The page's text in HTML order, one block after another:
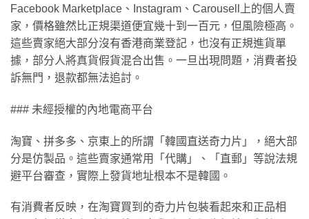
Facebook Marketplace、Instagram、Carousell上的個人賣
家，價格雖然比正規渠道便宜幾十到一百元，但風險極高。
這些賣家絕大部分沒有香港商業登記，也沒有正規進貨單
據，部分人將真貨假貨混合出售。一旦出現問題，消費者投
訴無門，退款都無法追討。
### 未經授權的內地電商平台
淘寶、拼多多、京東上的所謂「韓國直送奇力片」，絕大部
分是仿製品。這些賣家通常用「代購」、「直郵」等說法規
避平台審查，實際上發貨地址根本不是韓國。
有消費者反映，在淘寶買到的奇力片包裝看起來和正品相